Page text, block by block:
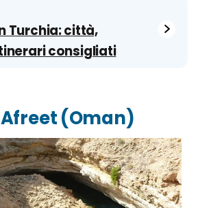
Turchia: città,
consigliati
(Oman)